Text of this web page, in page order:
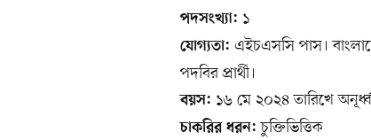
পদসংখ্যা: ১
যোগ্যতা: এইচএসসি পাস।
পদবির প্রার্থী।
বয়স: ১৬ মে ২০২৪ তারিখে
চাকরির ধরন: চুক্তিভিত্তিক